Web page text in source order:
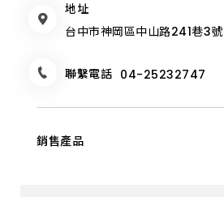
地址
台中市神岡區中山路241巷3號
聯繫電話 04-25232747